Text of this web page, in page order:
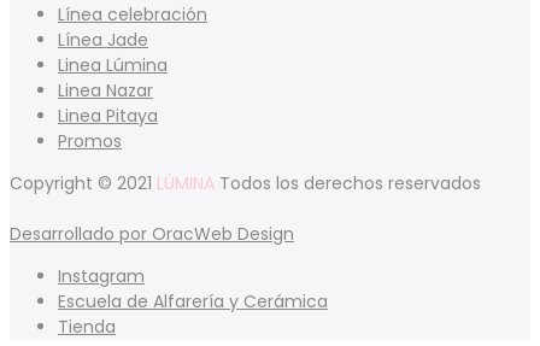
Línea celebración
Línea Jade
Linea Lúmina
Linea Nazar
Linea Pitaya
Promos
Copyright © 2021 LÚMINA Todos los derechos reservados
Desarrollado por OracWeb Design
Instagram
Escuela de Alfarería y Cerámica
Tienda